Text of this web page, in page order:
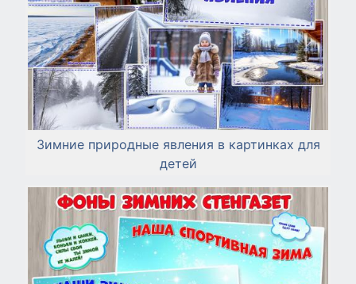
Зимние природные явления в картинках для
детей